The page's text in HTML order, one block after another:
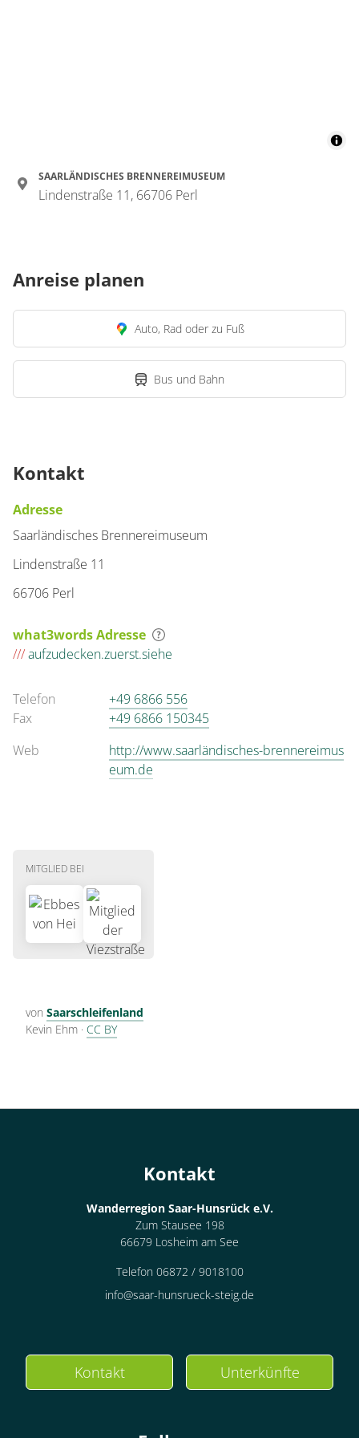
SAARLÄNDISCHES BRENNEREIMUSEUM
Lindenstraße 11, 66706 Perl
Anreise planen
Auto, Rad oder zu Fuß
Bus und Bahn
Kontakt
Adresse
Saarländisches Brennereimuseum
Lindenstraße 11
66706 Perl
what3words Adresse
///aufzudecken.zuerst.siehe
Telefon
+49 6866 556
Fax
+49 6866 150345
Web
http://www.saarländisches-brennereimus
eum.de
MITGLIED BEI
von Saarschleifenland
Kevin Ehm · CC BY
Kontakt
Wanderregion Saar-Hunsrück e.V.
Zum Stausee 198
66679 Losheim am See
Telefon 06872 / 9018100
info@saar-hunsrueck-steig.de
Kontakt Unterkünfte